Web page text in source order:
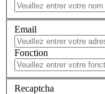
Email
Fonction
Recaptcha